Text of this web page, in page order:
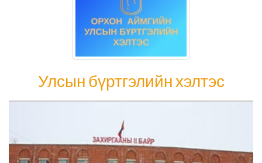
Улсын бүртгэлийн хэлтэс
Улсын бүртгэлийн хэлтэс